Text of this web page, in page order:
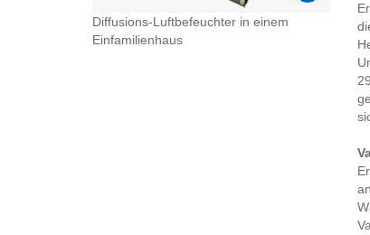
Diffusions-Luftbefeuchter in einem
Einfamilienhaus